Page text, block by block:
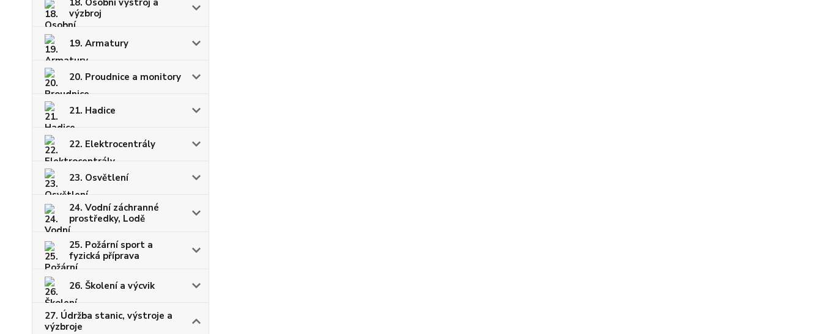
18. Osobní výstroj a
výzbroj
19. Armatury
20. Proudnice a monitory
21. Hadice
22. Elektrocentrály
23. Osvětlení
24. Vodní záchranné
prostředky, Lodě
25. Požární sport a
fyzická příprava
26. Školení a výcvik
27. Údržba stanic, výstroje a
výzbroje